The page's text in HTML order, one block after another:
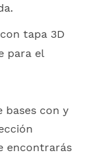
tapa 3D
para el
bases con y
encontrarás